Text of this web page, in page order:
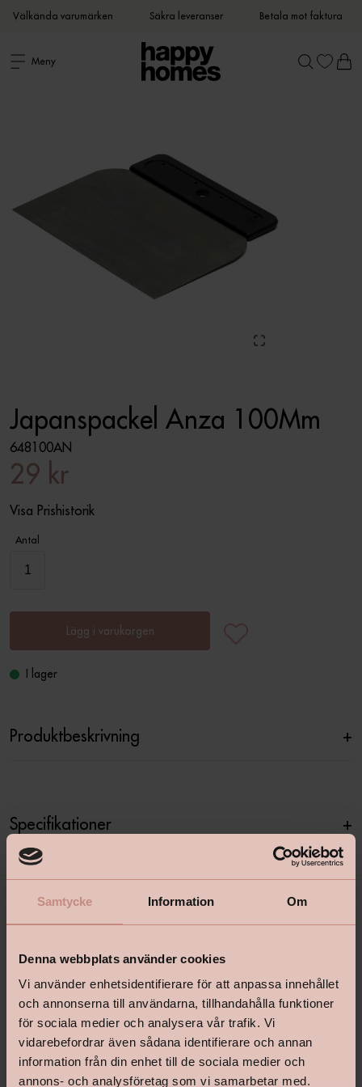
Samtycke Information Om
Denna webbplats använder cookies
Vi använder enhetsidentifierare för att anpassa innehållet
och annonserna till användarna, tillhandahålla funktioner
för sociala medier och analysera vår trafik. Vi
vidarebefordrar även sådana identifierare och annan
information från din enhet till de sociala medier och
annons- och analysföretag som vi samarbetar med.
Välkända varumärken Säkra leveranser Betala mot faktura
Meny
Japanspackel Anza 100Mm
648100AN
29 kr
Visa Prishistorik
Antal
Lägg i varukorgen
I lager
Produktbeskrivning +
Specifikationer +
shop@happyhomes.se
Vanliga frågor & svar